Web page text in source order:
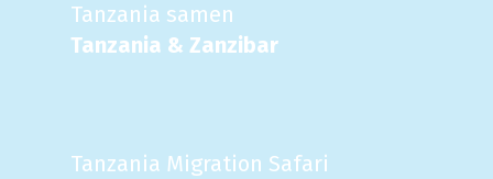
Tanzania samen
Tanzania & Zanzibar
Tanzania Migration Safari